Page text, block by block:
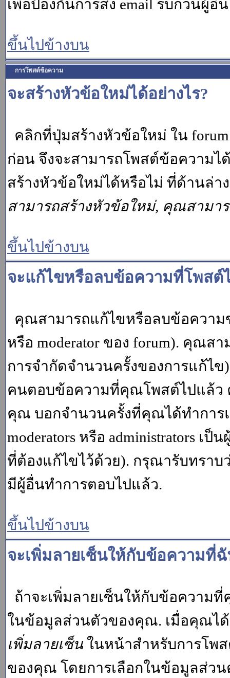
เพื่อป้องกันการส่ง email รบกวนผู้อื่
ขึ้นไปข้างบน
การโพสต์ข้อความ
จะสร้างหัวข้อใหม่ได้อย่างไร?
คลิกที่ปุ่มสร้างหัวข้อใหม่ ใน
ก่อน จึงจะสามารถโพสต์ข้อความ
สร้างหัวข้อใหม่ได้หรือไม่ ที่ด้านล่
สามารถสร้างหัวข้อใหม่, คุณสามา
ขึ้นไปข้างบน
จะแก้ไขหรือลบข้อความที่โพสต์
คุณสามารถแก้ไขหรือลบข้อความ
หรือ moderator ของ forum). คุณส
การจำกัดจำนวนครั้งของการแก้ไ
คนตอบข้อความที่คุณโพสต์ไปแล้ว
คุณ บอกจำนวนครั้งที่คุณได้ทำการ
moderators หรือ administrators เ
ที่ต้องแก้ไขไว้ด้วย). กรุณารับทรา
มีผู้อื่นทำการตอบไปแล้ว.
ขึ้นไปข้างบน
จะเพิ่มลายเซ็นให้กับข้อความที่
ถ้าจะเพิ่มลายเซ็นให้กับข้อความ
ในข้อมูลส่วนตัวของคุณ. เมื่อคุณไ
เพิ่มลายเซ็น ในหน้าสำหรับการโพ
ของคุณ โดยการเลือกในข้อมูลส่ว